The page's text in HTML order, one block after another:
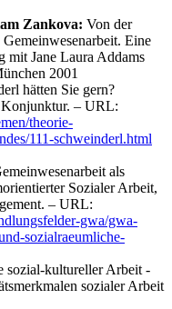
Zankova: Von der
Eine
mit Jane Laura Addams
2001
hätten Sie gern?
Konjunktur. – URL:
theorie-
111-schweinderl.html
als
Sozialer Arbeit,
– URL:
gwa/gwa-
sozialraeumliche-
sozial-kultureller Arbeit -
sozialer Arbeit